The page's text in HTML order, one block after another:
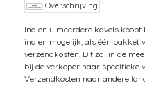
Overschrijving
Indien u meerdere kavels koopt
indien mogelijk, als één pakket
verzendkosten. Dit zal in de
bij de verkoper naar specifieke
Verzendkosten naar andere